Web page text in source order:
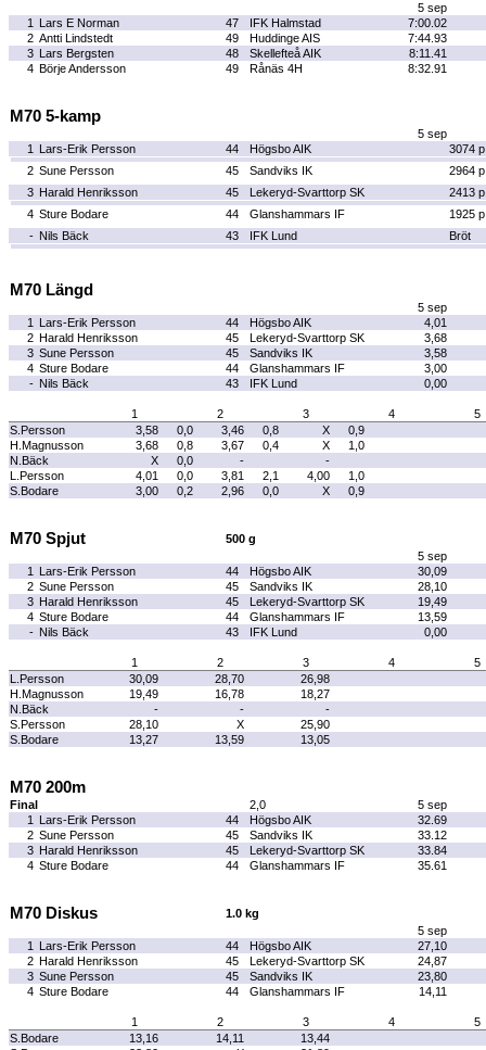
5 sep
1
Lars E Norman 47 IFK Halmstad
7:00.02
2 Antti Lindstedt 49 Huddinge AIS
7:44.93
3 Lars Bergsten 48 Skellefteå AIK
8:11.41
4 Börje Andersson 49 Rånäs 4H 8:32.91
M70 5-kamp
5 sep
1
Lars-Erik Persson 44 Högsbo AIK
3074 p
2 Sune Persson 45 Sandviks IK
2964 p
3 Harald Henriksson 45 Lekeryd-Svarttorp SK
2413 p
4 Sture Bodare 44 Glanshammars IF
1925 p
- Nils Bäck 43 IFK Lund Bröt
M70 Längd
5 sep
1
Lars-Erik Persson 44 Högsbo AIK
4,01
2 Harald Henriksson 45 Lekeryd-Svarttorp SK
3,68
3 Sune Persson 45 Sandviks IK
3,58
4 Sture Bodare 44 Glanshammars IF
3,00
- Nils Bäck 43 IFK Lund 0,00
1 2 3 4
5
S.Persson
3,58 0,0 3,46 0,8 X
0,9
H.Magnusson
3,68 0,8 3,67 0,4 X
1,0
N.Bäck
X 0,0 -
-
L.Persson
4,01 0,0 3,81 2,1 4,00
1,0
S.Bodare
3,00 0,2 2,96 0,0 X 0,9
M70 Spjut
500 g
5 sep
1
Lars-Erik Persson 44 Högsbo AIK
30,09
2 Sune Persson 45 Sandviks IK
28,10
3 Harald Henriksson 45 Lekeryd-Svarttorp SK
19,49
4 Sture Bodare 44 Glanshammars IF
13,59
- Nils Bäck 43 IFK Lund 0,00
1 2 3 4
5
L.Persson
30,09 28,70
26,98
H.Magnusson
19,49 16,78
18,27
N.Bäck
- -
-
S.Persson
28,10 X
25,90
S.Bodare
13,27 13,59 13,05
M70 200m
Final 2,0
5 sep
1
Lars-Erik Persson 44 Högsbo AIK
32.69
2 Sune Persson 45 Sandviks IK
33.12
3 Harald Henriksson 45 Lekeryd-Svarttorp SK
33.84
4 Sture Bodare 44 Glanshammars IF 35.61
M70 Diskus
1.0 kg
5 sep
1
Lars-Erik Persson 44 Högsbo AIK
27,10
2 Harald Henriksson 45 Lekeryd-Svarttorp SK
24,87
3 Sune Persson 45 Sandviks IK
23,80
4 Sture Bodare 44 Glanshammars IF 14,11
1 2 3 4
5
S.Bodare
13,16 14,11
13,44